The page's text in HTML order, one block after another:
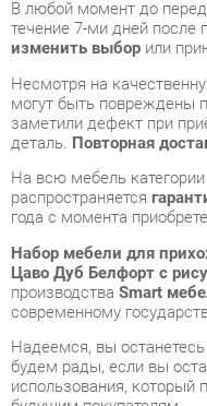
заметили дефект при
деталь.Повторная
распространяется
года с момента
Набор мебели для
производстваSmart
современному
будем рады, если вы
использования, который
будущим покупателям.
Кроме формыобратной
консультацию, фото и
e-mail, телефону в
Telegram и WhatsApp.